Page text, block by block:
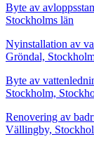
Byte av
Stockholms län
Nyinstallation av
Gröndal,
Byte av
Stockholm,
Renovering av
Vällingby,